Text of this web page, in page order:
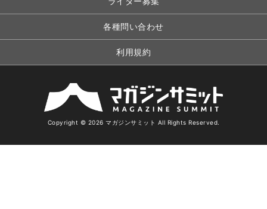
各種問い合わせ
利用規約
Copyright © 2026 マガジンサミット All Rights Reserved.